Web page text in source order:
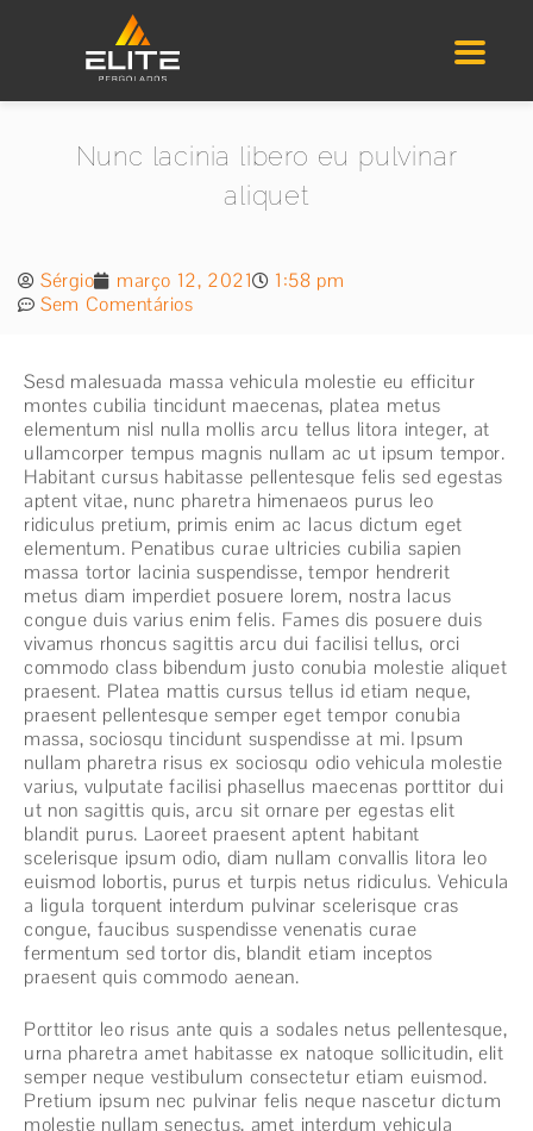
Nunc lacinia libero eu pulvinar
aliquet
Sérgio março 12, 2021
1:58 pm
Sem Comentários
Sesd malesuada massa vehicula molestie eu efficitur
montes cubilia tincidunt maecenas, platea metus
elementum nisl nulla mollis arcu tellus litora integer, at
ullamcorper tempus magnis nullam ac ut ipsum tempor.
Habitant cursus habitasse pellentesque felis sed egestas
aptent vitae, nunc pharetra himenaeos purus leo
ridiculus pretium, primis enim ac lacus dictum eget
elementum. Penatibus curae ultricies cubilia sapien
massa tortor lacinia suspendisse, tempor hendrerit
metus diam imperdiet posuere lorem, nostra lacus
congue duis varius enim felis. Fames dis posuere duis
vivamus rhoncus sagittis arcu dui facilisi tellus, orci
commodo class bibendum justo conubia molestie aliquet
praesent. Platea mattis cursus tellus id etiam neque,
praesent pellentesque semper eget tempor conubia
massa, sociosqu tincidunt suspendisse at mi. Ipsum
nullam pharetra risus ex sociosqu odio vehicula molestie
varius, vulputate facilisi phasellus maecenas porttitor dui
ut non sagittis quis, arcu sit ornare per egestas elit
blandit purus. Laoreet praesent aptent habitant
scelerisque ipsum odio, diam nullam convallis litora leo
euismod lobortis, purus et turpis netus ridiculus. Vehicula
a ligula torquent interdum pulvinar scelerisque cras
congue, faucibus suspendisse venenatis curae
fermentum sed tortor dis, blandit etiam inceptos
praesent quis commodo aenean.
Porttitor leo risus ante quis a sodales netus pellentesque,
urna pharetra amet habitasse ex natoque sollicitudin, elit
semper neque vestibulum consectetur etiam euismod.
Pretium ipsum nec pulvinar felis neque nascetur dictum
molestie nullam senectus, amet interdum vehicula